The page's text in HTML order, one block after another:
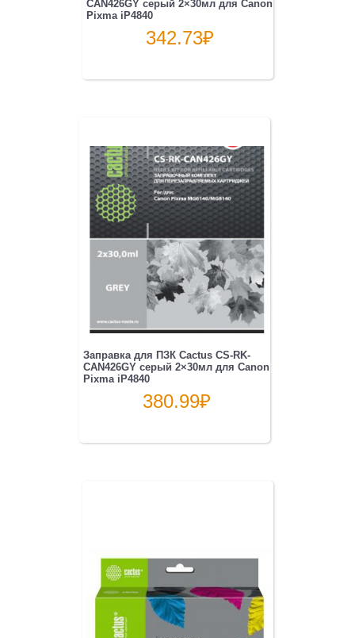
CAN426GY серый 2×30мл для Canon
Pixma iP4840
342.73₽
Заправка для ПЗК Cactus CS-RK-
CAN426GY серый 2×30мл для Canon
Pixma iP4840
380.99₽